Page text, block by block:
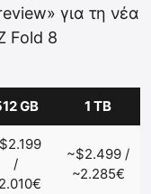
για τη νέα
Fold 8
GB 1 TB
/
~$2.499 /
~2.285€